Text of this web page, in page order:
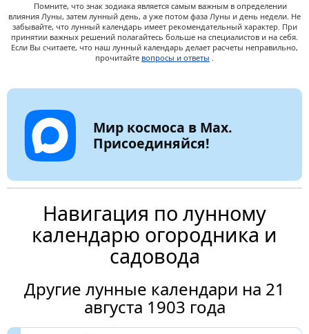
Помните, что знак зодиака является самым важным в определении
влияния Луны, затем лунный день, а уже потом фаза Луны и день недели. Не
забывайте, что лунный календарь имеет рекомендательный характер. При
принятии важных решений полагайтесь больше на специалистов и на себя.
Если Вы считаете, что наш лунный календарь делает расчеты неправильно,
прочитайте вопросы и ответы .
Мир космоса в Max.
Присоединяйся!
Навигация по лунному
календарю огородника и
садовода
Другие лунные календари на 21
августа 1903 года